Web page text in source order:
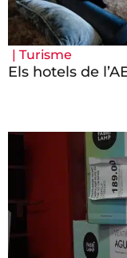
| Turisme
Els hotels de